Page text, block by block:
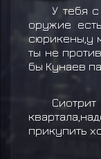
У тебя
оружие
сюрикены,у
ты не
бы Кунаев
прикупить